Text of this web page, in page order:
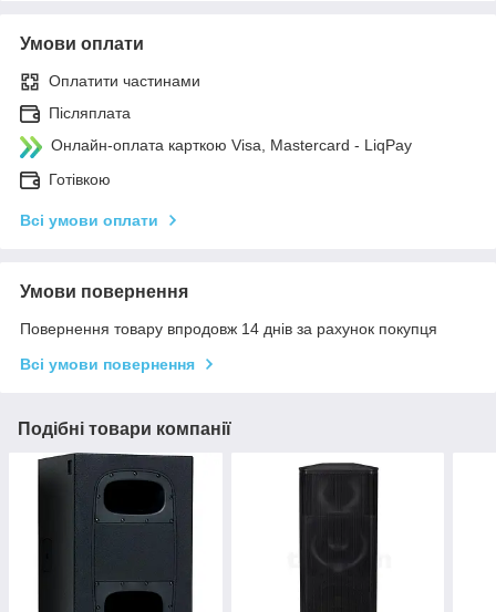
Умови оплати
Оплатити частинами
Післяплата
Онлайн-оплата карткою Visa, Mastercard - LiqPay
Готівкою
Всі умови оплати
Умови повернення
Повернення товару впродовж 14 днів за рахунок покупця
Всі умови повернення
Подібні товари компанії